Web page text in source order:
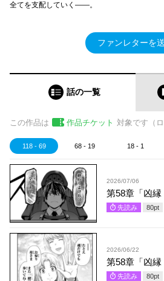
全てを支配していく――。
ファンレターを
話の一覧
この作品は 作品チケット 対象です（
118 - 69 68 - 19 18 - 1
2026/07/06
第58章「凶縁
先読み 80pt
2026/06/22
第58章「凶縁
先読み 80pt